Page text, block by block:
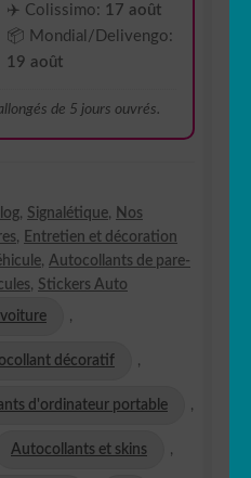
✈️ Colissimo: 17 août
📦 Mondial/Delivengo:
19 août
de 5 jours ouvrés.
, Signalétique, Nos
, Entretien et décoration
, Autocollants de pare-
, Stickers Auto
,
décoratif ,
d'ordinateur portable ,
Autocollants et skins ,